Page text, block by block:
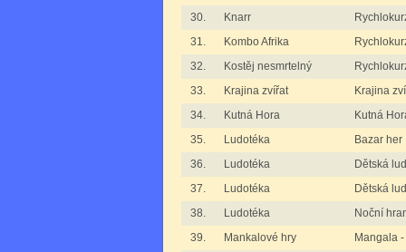
30.
Knarr
31.
Kombo Afrika
32.
Kostěj nesmrtelný
33.
Krajina zvířat
Krajina
34.
Kutná Hora
Kutná
35.
Ludotéka
Bazar her
36.
Ludotéka
Dětská
37.
Ludotéka
Dětská
38.
Ludotéka
Noční
39.
Mankalové hry
Mangala